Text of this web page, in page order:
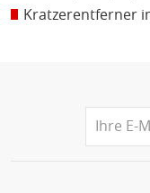
Kratzerentferner